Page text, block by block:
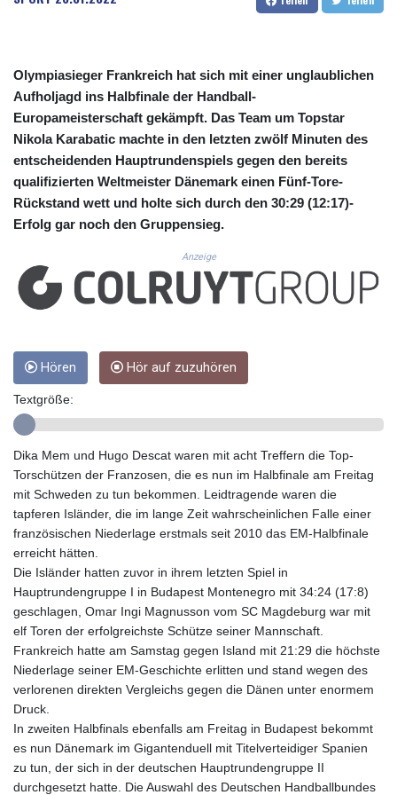
DJF 204.79359
DKK 7.476071
DOP 67.179284
DZD 153.12335
EGP 57.264041
ERN 17.285099
ETB 185.946995
FJD 2.551799
GBP 0.856476
GEL 3.013365
GGP 0.85598
GMD 85.273513
GNF 10117.544985
HKD 9.039583
HNL 30.878201
HRK 7.534341
HTG 150.632674
HUF 365.29112
IDR 20648.779673
IMP 0.85598
INR 109.832114
IQD 1510.141512
IRR
1584294.588378
ISK 142.406399
JEP 0.85598
JOD 0.817025
JPY 182.571559
KES 149.066921
KGS 100.772506
Olympiasieger Frankreich hat sich mit einer unglaublichen
Aufholjagd ins Halbfinale der Handball-
Europameisterschaft gekämpft. Das Team um Topstar
Nikola Karabatic machte in den letzten zwölf Minuten des
entscheidenden Hauptrundenspiels gegen den bereits
qualifizierten Weltmeister Dänemark einen Fünf-Tore-
Rückstand wett und holte sich durch den 30:29 (12:17)-
Erfolg gar noch den Gruppensieg.
Anzeige
Hören Hör auf zuzuhören
Textgröße:
Dika Mem und Hugo Descat waren mit acht Treffern die Top-
Torschützen der Franzosen, die es nun im Halbfinale am Freitag
mit Schweden zu tun bekommen. Leidtragende waren die
tapferen Isländer, die im lange Zeit wahrscheinlichen Falle einer
französischen Niederlage erstmals seit 2010 das EM-Halbfinale
erreicht hätten.
Die Isländer hatten zuvor in ihrem letzten Spiel in
Hauptrundengruppe I in Budapest Montenegro mit 34:24 (17:8)
geschlagen, Omar Ingi Magnusson vom SC Magdeburg war mit
elf Toren der erfolgreichste Schütze seiner Mannschaft.
Frankreich hatte am Samstag gegen Island mit 21:29 die höchste
Niederlage seiner EM-Geschichte erlitten und stand wegen des
verlorenen direkten Vergleichs gegen die Dänen unter enormem
Druck.
In zweiten Halbfinals ebenfalls am Freitag in Budapest bekommt
es nun Dänemark im Gigantenduell mit Titelverteidiger Spanien
zu tun, der sich in der deutschen Hauptrundengruppe II
durchgesetzt hatte. Die Auswahl des Deutschen Handballbundes